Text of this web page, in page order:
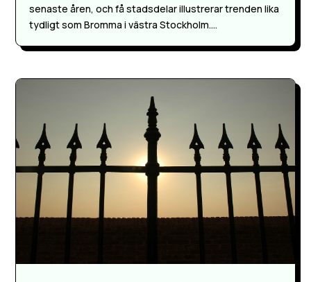
senaste åren, och få stadsdelar illustrerar trenden lika
tydligt som Bromma i västra Stockholm....